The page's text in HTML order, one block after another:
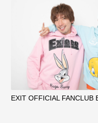
EXIT OFFICIAL FANCLUB